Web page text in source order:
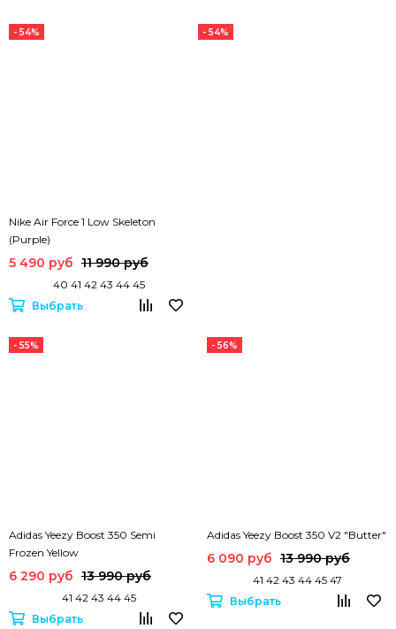
- 54%
Nike Air Force 1 Low Skeleton
(Purple)
5 490 руб 11 990 руб
40 41 42 43 44 45
Выбрать
- 54%
Nike Air Force 1 Low Skeleton
- 55%
Adidas Yeezy Boost 350 Semi
Frozen Yellow
6 290 руб 13 990 руб
41 42 43 44 45
Выбрать
- 56%
Adidas Yeezy Boost 350 V2 "Butter"
6 090 руб 13 990 руб
41 42 43 44 45 47
Выбрать